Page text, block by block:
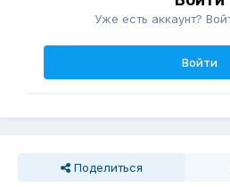
Уже есть аккаунт?
Войти
Поделиться